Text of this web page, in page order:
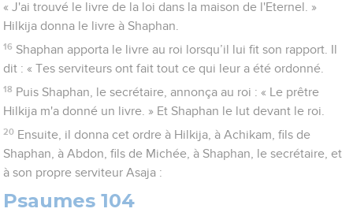
« J'ai trouvé le livre de la loi dans la maison de l'Eternel. »
Hilkija donna le livre à Shaphan.
16 Shaphan apporta le livre au roi lorsqu’il lui fit son rapport. Il
dit : « Tes serviteurs ont fait tout ce qui leur a été ordonné.
18 Puis Shaphan, le secrétaire, annonça au roi : « Le prêtre
Hilkija m'a donné un livre. » Et Shaphan le lut devant le roi.
20 Ensuite, il donna cet ordre à Hilkija, à Achikam, fils de
Shaphan, à Abdon, fils de Michée, à Shaphan, le secrétaire, et
à son propre serviteur Asaja :
Psaumes 104